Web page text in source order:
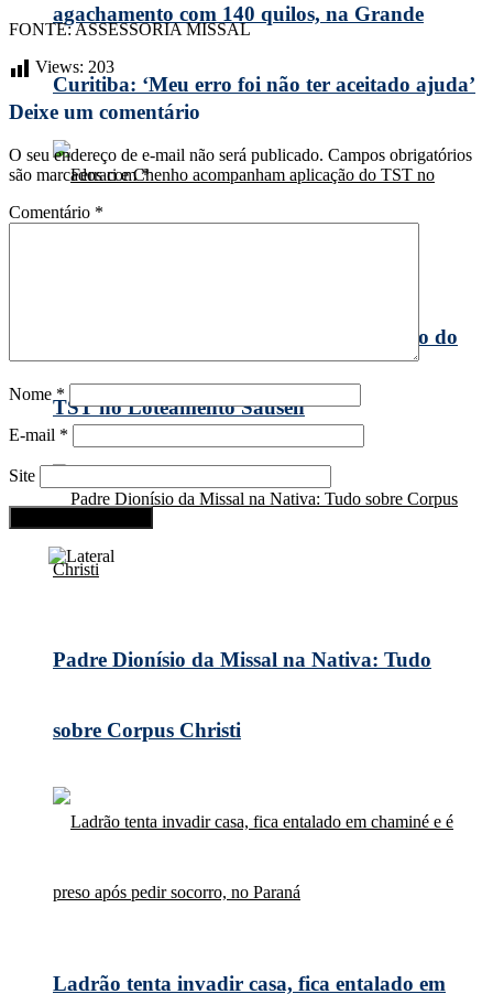
agachamento com 140 quilos, na Grande
Curitiba: ‘Meu erro foi não ter aceitado ajuda’
Ferrari e Chenho acompanham aplicação do
TST no Loteamento Sausen
Padre Dionísio da Missal na Nativa: Tudo
sobre Corpus Christi
Ladrão tenta invadir casa, fica entalado em
FONTE: ASSESSORIA MISSAL
Views: 203
Deixe um comentário
O seu endereço de e-mail não será publicado. Campos obrigatórios
são marcados com*
Comentário *
Nome *
E-mail *
Site